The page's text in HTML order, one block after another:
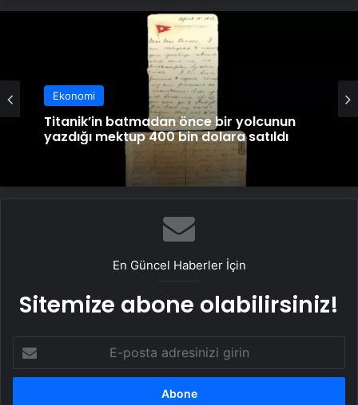
Ekonomi
Titanik’in batmadan önce bir yolcunun
yazdığı mektup 400 bin dolara satıldı
En Güncel Haberler İçin
Sitemize abone olabilirsiniz!
posta
adresinizi